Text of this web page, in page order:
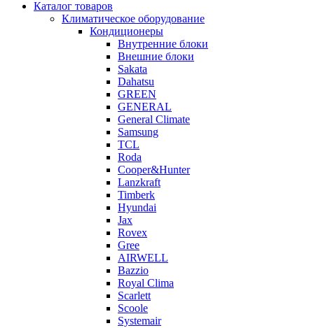
Каталог товаров
Климатическое оборудование
Кондиционеры
Внутренние блоки
Внешние блоки
Sakata
Dahatsu
GREEN
GENERAL
General Climate
Samsung
TCL
Roda
Cooper&Hunter
Lanzkraft
Timberk
Hyundai
Jax
Rovex
Gree
AIRWELL
Bazzio
Royal Clima
Scarlett
Scoole
Systemair